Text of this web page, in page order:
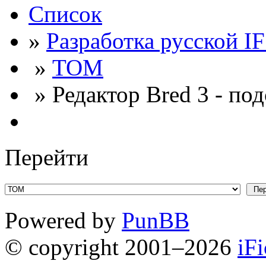
Список
» Разработка русской
» ТОМ
» Редактор Bred 3 -
Перейти
Powered by PunBB
© copyright 2001–2026